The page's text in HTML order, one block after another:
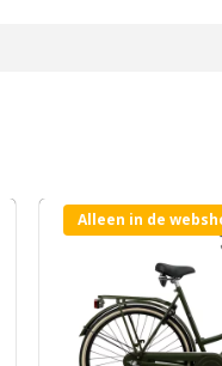
Alleen in de